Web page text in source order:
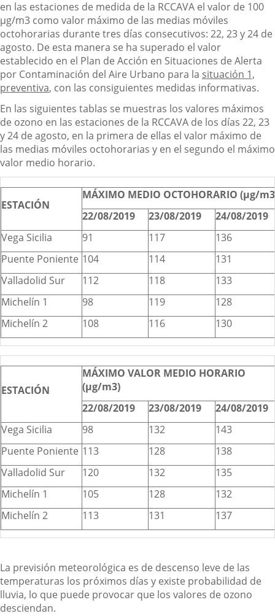
en las estaciones de medida de la RCCAVA el valor de 100
µg/m3 como valor máximo de las medias móviles
octohorarias durante tres días consecutivos: 22, 23 y 24 de
agosto. De esta manera se ha superado el valor
establecido en el Plan de Acción en Situaciones de Alerta
por Contaminación del Aire Urbano para la situación 1,
preventiva, con las consiguientes medidas informativas.
En las siguientes tablas se muestras los valores máximos
de ozono en las estaciones de la RCCAVA de los días 22, 23
y 24 de agosto, en la primera de ellas el valor máximo de
las medias móviles octohorarias y en el segundo el máximo
valor medio horario.
ESTACIÓN
MÁXIMO MEDIO OCTOHORARIO (µg/
22/08/2019
23/08/2019
24/08/2019
Vega Sicilia
91 117
136
Puente Poniente 104 114
131
Valladolid Sur
112 118
133
Michelín 1
98 119
128
Michelín 2
108 116 130
ESTACIÓN
MÁXIMO VALOR MEDIO HORARIO
(µg/m3)
22/08/2019
23/08/2019
24/08/2019
Vega Sicilia
98 132
143
Puente Poniente 113 128
138
Valladolid Sur
120 132
135
Michelín 1
105 128
132
Michelín 2
113 131 137
La previsión meteorológica es de descenso leve de las
temperaturas los próximos días y existe probabilidad de
lluvia, lo que puede provocar que los valores de ozono
desciendan.